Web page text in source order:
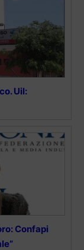
Uil:
Confapi